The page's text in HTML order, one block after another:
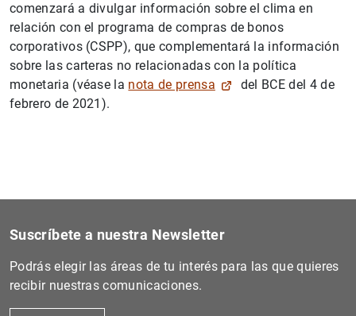
comenzará a divulgar información sobre el clima en
relación con el programa de compras de bonos
corporativos (CSPP), que complementará la información
sobre las carteras no relacionadas con la política
monetaria (véase la nota de prensa
del BCE del 4 de
febrero de 2021).
Suscríbete a nuestra Newsletter
Podrás elegir las áreas de tu interés para las que quieres
recibir nuestras comunicaciones.